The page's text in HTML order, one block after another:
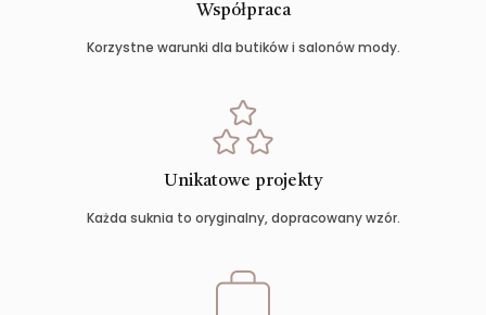
Współpraca
Korzystne warunki dla butików i salonów mody.
Unikatowe projekty
Każda suknia to oryginalny, dopracowany wzór.